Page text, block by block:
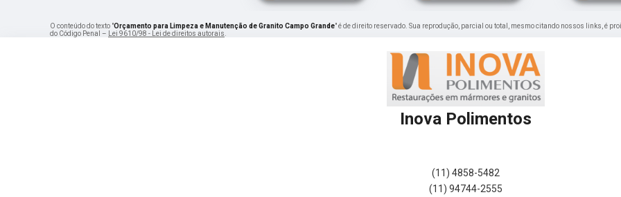
O conteúdo do texto "Orçamento para Limpeza e Manutenção de Granito Campo Grande" é de direito reservado. Sua reprodução, parcial ou total, mesmo citando nossos links, é
do Código Penal – Lei 9610/98 - Lei de direitos autorais.
Inova Polimentos
(11) 4858-5482
(11) 94744-2555